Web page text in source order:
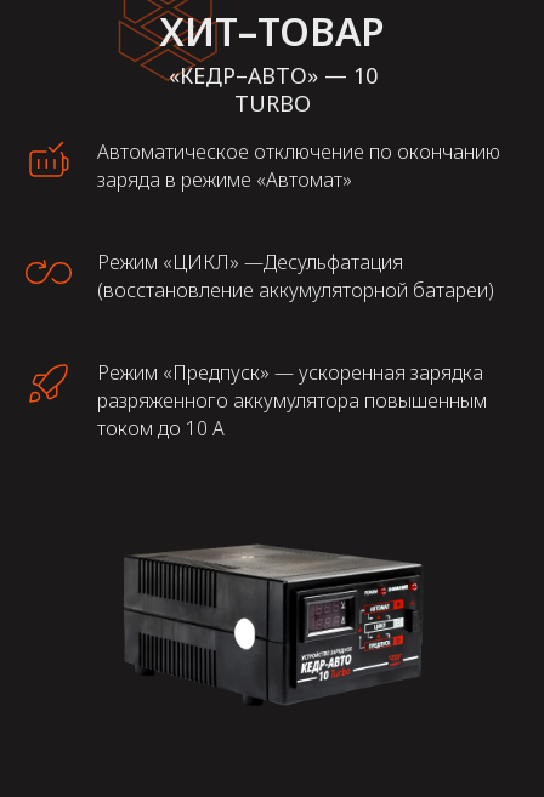
ХИТ–ТОВАР
«КЕДР–АВТО» — 10
TURBO
Автоматическое отключение по окончанию
заряда в режиме «Автомат»
Режим «ЦИКЛ» —Десульфатация
(восстановление аккумуляторной батареи)
Режим «Предпуск» — ускоренная зарядка
разряженного аккумулятора повышенным
током до 10 А